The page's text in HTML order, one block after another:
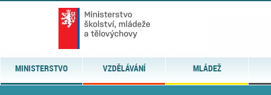
MINISTERSTVO VZDĚLÁVÁNÍ MLÁDEŽ